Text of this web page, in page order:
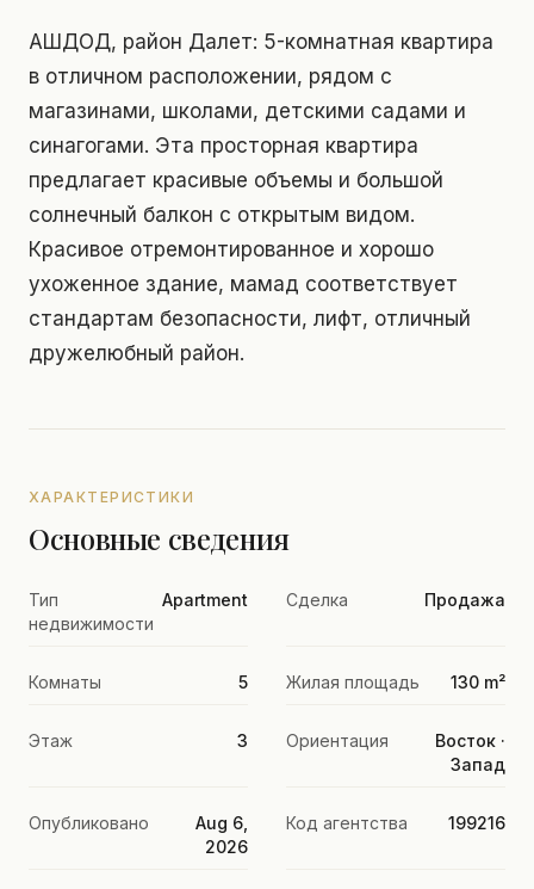
АШДОД, район Далет: 5-комнатная квартира
в отличном расположении, рядом с
магазинами, школами, детскими садами и
синагогами. Эта просторная квартира
предлагает красивые объемы и большой
солнечный балкон с открытым видом.
Красивое отремонтированное и хорошо
ухоженное здание, мамад соответствует
стандартам безопасности, лифт, отличный
дружелюбный район.
ХАРАКТЕРИСТИКИ
Основные сведения
Тип
недвижимости
Apartment Сделка Продажа
Комнаты 5 Жилая площадь 130 m²
Этаж 3 Ориентация
Восток ·
Запад
Опубликовано
Aug 6,
2026
Код агентства 199216